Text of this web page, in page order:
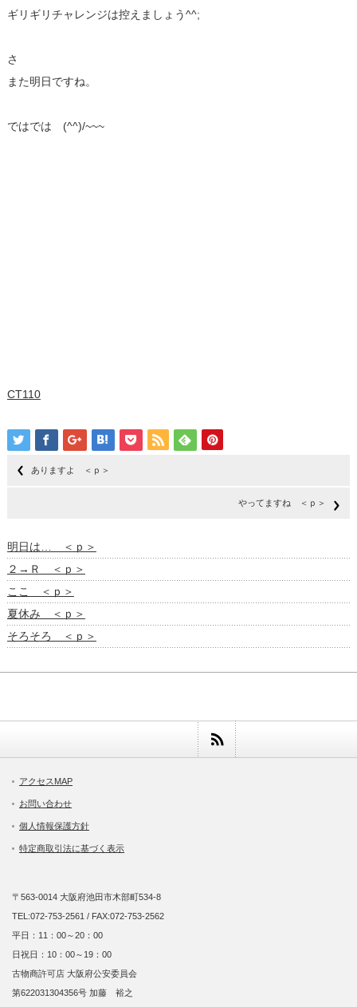
ギリギリチャレンジは控えましょう^^;
さ
また明日ですね。
ではでは (^^)/~~~
CT110
ありますよ ＜ｐ＞
やってますね ＜ｐ＞
明日は… ＜ｐ＞
２→Ｒ ＜ｐ＞
ここ ＜ｐ＞
夏休み ＜ｐ＞
そろそろ ＜ｐ＞
アクセスMAP
お問い合わせ
個人情報保護方針
特定商取引法に基づく表示
〒563-0014 大阪府池田市木部町534-8
TEL:072-753-2561 / FAX:072-753-2562
平日：11：00～20：00
日祝日：10：00～19：00
古物商許可店 大阪府公安委員会
第622031304356号 加藤 裕之